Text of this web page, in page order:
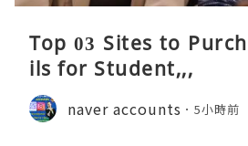
Top 03 Sites to
ils for Student,,,
naver accounts 5小時前